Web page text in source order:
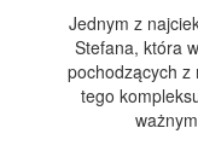
Jednym z
Stefana, która
pochodzących z
tego